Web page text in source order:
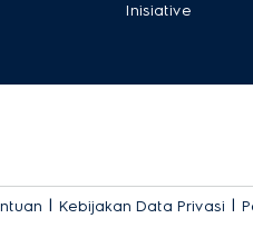
Inisiative
| Kebijakan Data Privasi |